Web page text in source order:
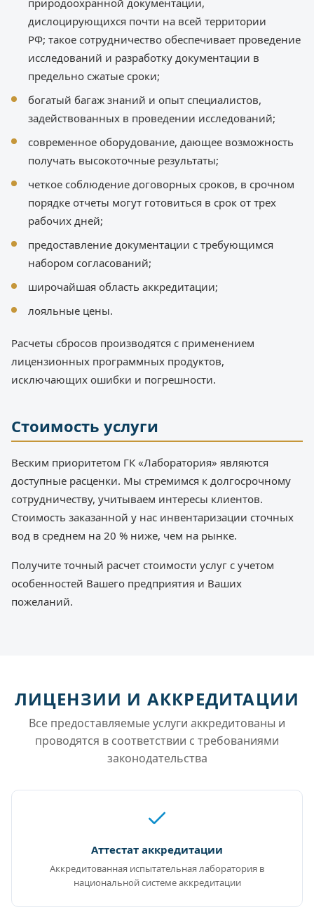
природоохранной документации,
дислоцирующихся почти на всей территории
РФ; такое сотрудничество обеспечивает проведение
исследований и разработку документации в
предельно сжатые сроки;
богатый багаж знаний и опыт специалистов,
задействованных в проведении исследований;
современное оборудование, дающее возможность
получать высокоточные результаты;
четкое соблюдение договорных сроков, в срочном
порядке отчеты могут готовиться в срок от трех
рабочих дней;
предоставление документации с требующимся
набором согласований;
широчайшая область аккредитации;
лояльные цены.
Расчеты сбросов производятся с применением
лицензионных программных продуктов,
исключающих ошибки и погрешности.
Стоимость услуги
Веским приоритетом ГК «Лаборатория» являются
доступные расценки. Мы стремимся к долгосрочному
сотрудничеству, учитываем интересы клиентов.
Стоимость заказанной у нас инвентаризации сточных
вод в среднем на 20 % ниже, чем на рынке.
Получите точный расчет стоимости услуг с учетом
особенностей Вашего предприятия и Ваших
пожеланий.
ЛИЦЕНЗИИ И АККРЕДИТАЦИИ
Все предоставляемые услуги аккредитованы и
проводятся в соответствии с требованиями
законодательства
Аттестат аккредитации
Аккредитованная испытательная лаборатория в
национальной системе аккредитации